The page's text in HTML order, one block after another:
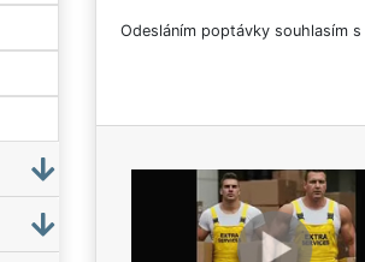
Odesláním poptávky souhlasím s